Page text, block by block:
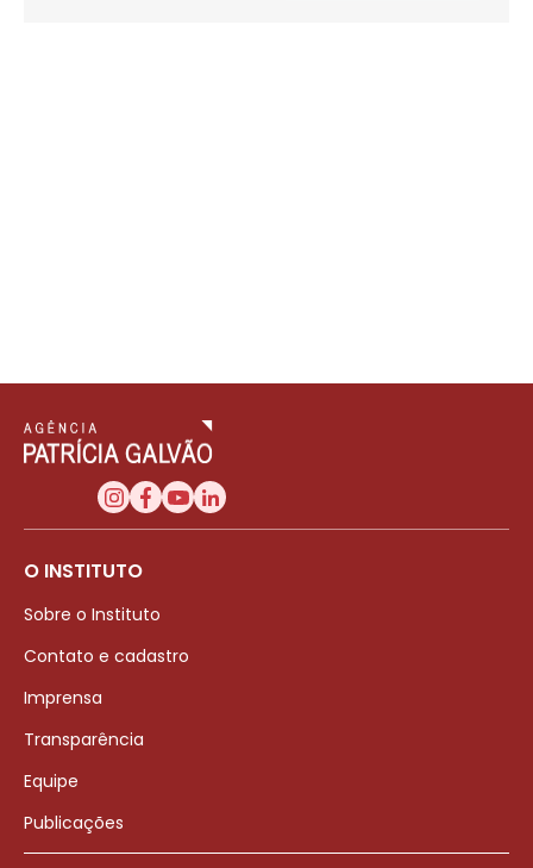
O INSTITUTO
Sobre o Instituto
Contato e cadastro
Imprensa
Transparência
Equipe
Publicações